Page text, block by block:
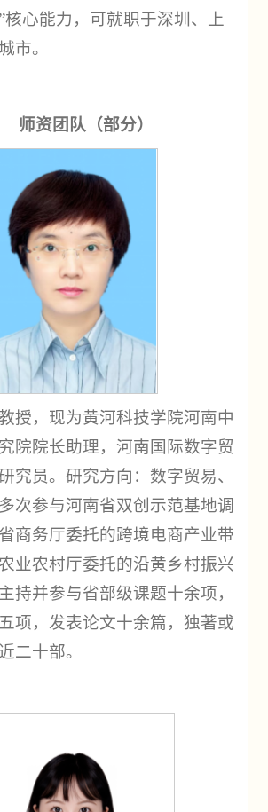
核心能力，可就职于深圳、上
市。
师资团队（部分）
授，现为黄河科技学院河南中
院院长助理，河南国际数字贸
究员。研究方向：数字贸易、
次参与河南省双创示范基地调
商务厅委托的跨境电商产业带
业农村厅委托的沿黄乡村振兴
持并参与省部级课题十余项，
项，发表论文十余篇，独著或
二十部。